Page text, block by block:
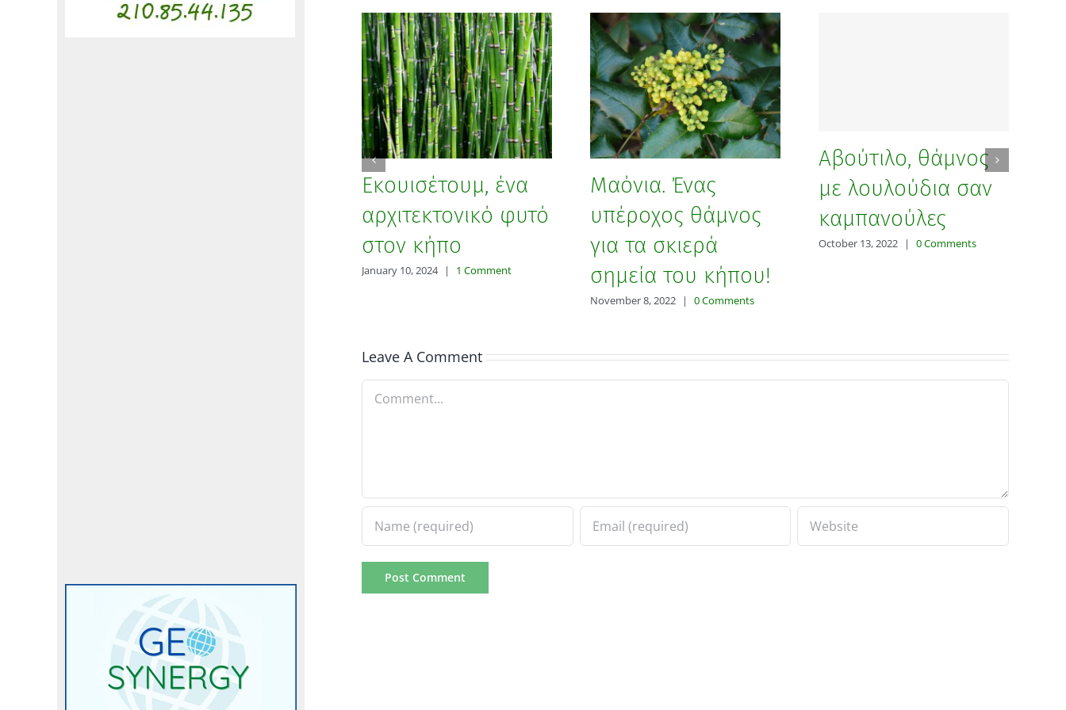
Εκουισέτουμ, ένα
αρχιτεκτονικό φυτό
στον κήπο
January 10, 2024 | 1 Comment
Μαόνια. Ένας
υπέροχος θάμνος
για τα σκιερά
σημεία του κήπου!
November 8, 2022 | 0 Comments
Αβούτιλο, θάμνος
με λουλούδια σαν
καμπανούλες
October 13, 2022 | 0 Comments
Leave A Comment
Comment